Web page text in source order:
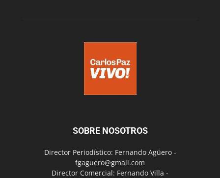
SOBRE NOSOTROS
Director Periodístico: Fernando Agüero -
fgaguero@gmail.com
Director Comercial: Fernando Villa -